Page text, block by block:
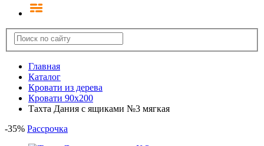
Главная
Каталог
Кровати из дерева
Кровати 90х200
Тахта Дания с ящиками №3 мягкая
-35% Рассрочка